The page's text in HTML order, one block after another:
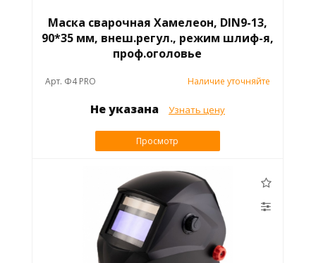
Маска сварочная Хамелеон, DIN9-13,
90*35 мм, внеш.регул., режим шлиф-я,
проф.оголовье
Арт. Ф4 PRO Наличие уточняйте
Не указана Узнать цену
Просмотр